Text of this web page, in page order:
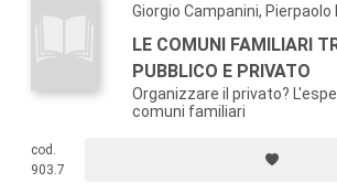
Giorgio Campanini, Pierpaolo
LE COMUNI FAMILIARI
PUBBLICO E PRIVATO
Organizzare il privato?
comuni familiari
cod.
903.7